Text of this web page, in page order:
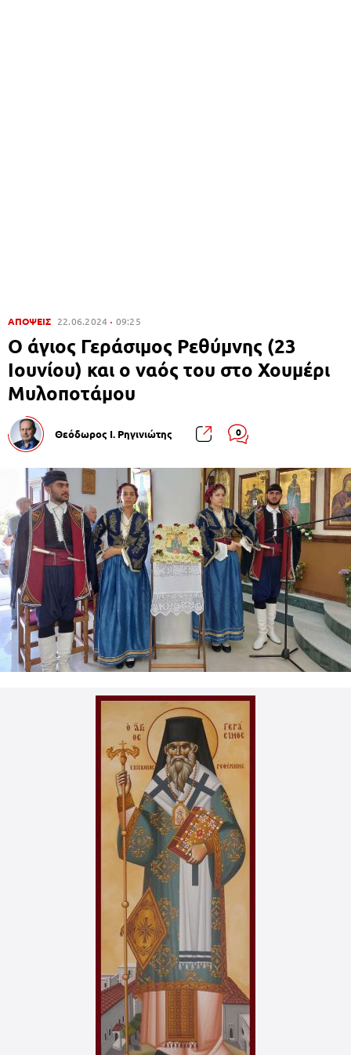
ΑΠΟΨΕΙΣ 22.06.2024 09:25
Ο άγιος Γεράσιμος Ρεθύμνης (23
Ιουνίου) και ο ναός του στο Χουμέρι
Μυλοποτάμου
Θεόδωρος Ι. Ρηγινιώτης 0